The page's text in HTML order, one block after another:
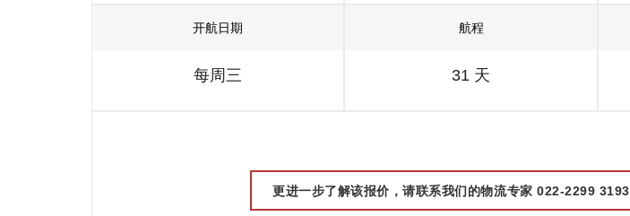
开航日期
每周三
航程
31 天
更进一步了解该报价，请联系我们的物流专家 022-2299 3193